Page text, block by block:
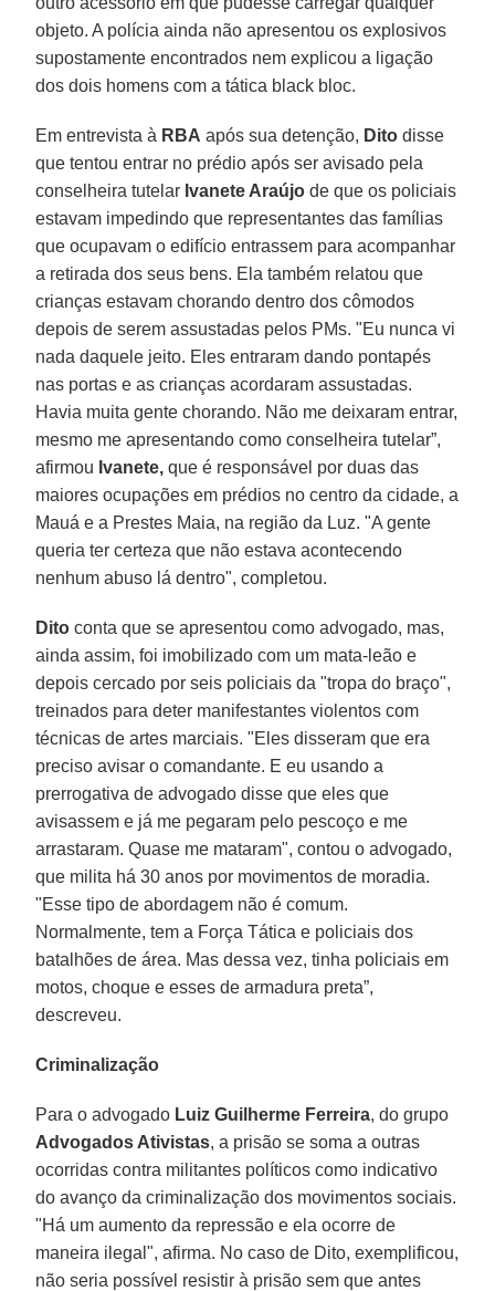
objeto. A polícia ainda não apresentou os explosivos
supostamente encontrados nem explicou a ligação
dos dois homens com a tática black bloc.
Em entrevista à RBA após sua detenção, Dito disse
que tentou entrar no prédio após ser avisado pela
conselheira tutelar Ivanete Araújo de que os policiais
estavam impedindo que representantes das famílias
que ocupavam o edifício entrassem para acompanhar
a retirada dos seus bens. Ela também relatou que
crianças estavam chorando dentro dos cômodos
depois de serem assustadas pelos PMs. "Eu nunca vi
nada daquele jeito. Eles entraram dando pontapés
nas portas e as crianças acordaram assustadas.
Havia muita gente chorando. Não me deixaram entrar,
mesmo me apresentando como conselheira tutelar”,
afirmou Ivanete, que é responsável por duas das
maiores ocupações em prédios no centro da cidade, a
Mauá e a Prestes Maia, na região da Luz. "A gente
queria ter certeza que não estava acontecendo
nenhum abuso lá dentro", completou.
Dito conta que se apresentou como advogado, mas,
ainda assim, foi imobilizado com um mata-leão e
depois cercado por seis policiais da "tropa do braço",
treinados para deter manifestantes violentos com
técnicas de artes marciais. "Eles disseram que era
preciso avisar o comandante. E eu usando a
prerrogativa de advogado disse que eles que
avisassem e já me pegaram pelo pescoço e me
arrastaram. Quase me mataram", contou o advogado,
que milita há 30 anos por movimentos de moradia.
"Esse tipo de abordagem não é comum.
Normalmente, tem a Força Tática e policiais dos
batalhões de área. Mas dessa vez, tinha policiais em
motos, choque e esses de armadura preta”,
descreveu.
Criminalização
Para o advogado Luiz Guilherme Ferreira, do grupo
Advogados Ativistas, a prisão se soma a outras
ocorridas contra militantes políticos como indicativo
do avanço da criminalização dos movimentos sociais.
"Há um aumento da repressão e ela ocorre de
maneira ilegal", afirma. No caso de Dito, exemplificou,
não seria possível resistir à prisão sem que antes